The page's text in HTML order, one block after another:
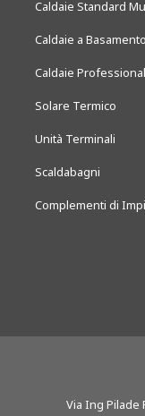
Caldaie Standard
Caldaie a Basamento
Caldaie
Solare Termico
Unità Terminali
Scaldabagni
Complementi di
Via Ing Pilade